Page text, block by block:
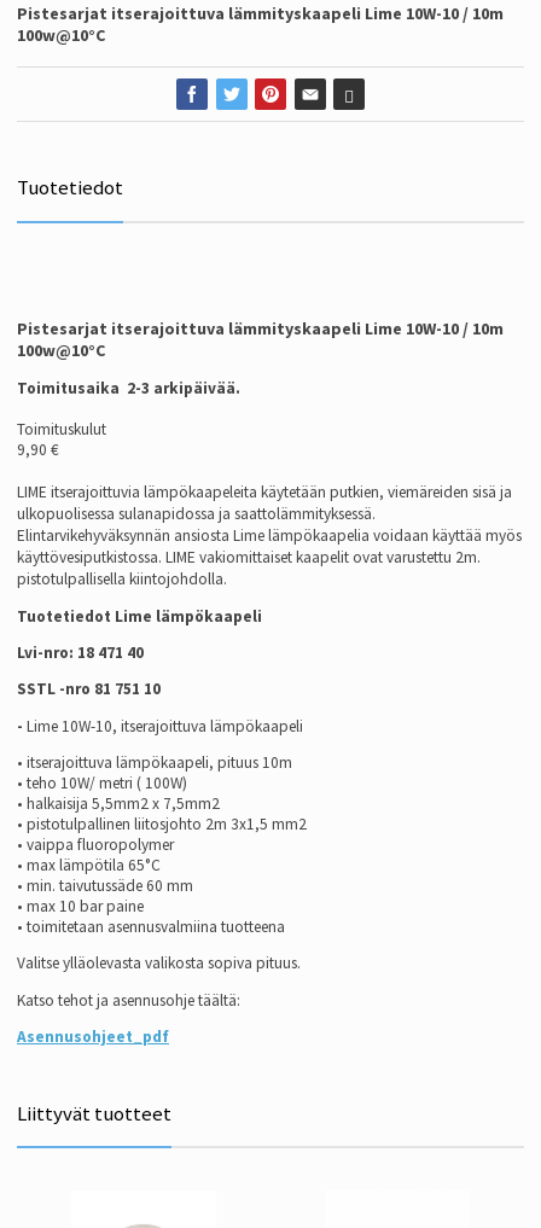
Pistesarjat itserajoittuva lämmityskaapeli Lime 10W-10 / 10m
100w@10°C
Tuotetiedot
Pistesarjat itserajoittuva lämmityskaapeli Lime 10W-10 / 10m
100w@10°C
Toimitusaika 2-3 arkipäivää.
Toimituskulut
9,90 €
LIME itserajoittuvia lämpökaapeleita käytetään putkien, viemäreiden sisä ja
ulkopuolisessa sulanapidossa ja saattolämmityksessä.
Elintarvikehyväksynnän ansiosta Lime lämpökaapelia voidaan käyttää myös
käyttövesiputkistossa. LIME vakiomittaiset kaapelit ovat varustettu 2m.
pistotulpallisella kiintojohdolla.
Tuotetiedot Lime lämpökaapeli
Lvi-nro: 18 471 40
SSTL -nro 81 751 10
- Lime 10W-10, itserajoittuva lämpökaapeli
• itserajoittuva lämpökaapeli, pituus 10m
• teho 10W/ metri ( 100W)
• halkaisija 5,5mm2 x 7,5mm2
• pistotulpallinen liitosjohto 2m 3x1,5 mm2
• vaippa fluoropolymer
• max lämpötila 65°C
• min. taivutussäde 60 mm
• max 10 bar paine
• toimitetaan asennusvalmiina tuotteena
Valitse ylläolevasta valikosta sopiva pituus.
Katso tehot ja asennusohje täältä:
Asennusohjeet_pdf
Liittyvät tuotteet